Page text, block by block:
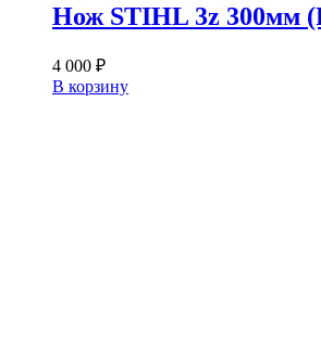
Нож STIHL 3z 300мм
4 000 ₽
В корзину